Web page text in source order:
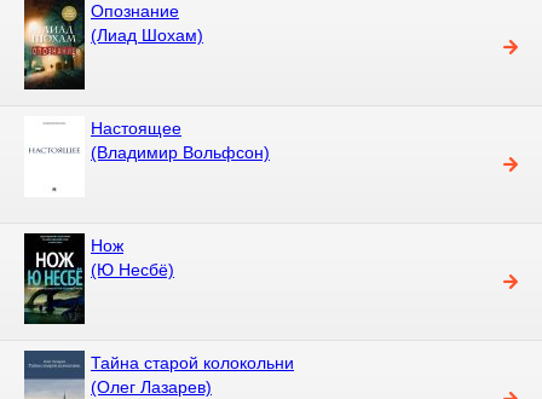
Опознание
(Лиад Шохам)
Настоящее
(Владимир Вольфсон)
Нож
(Ю Несбё)
Тайна старой колокольни
(Олег Лазарев)